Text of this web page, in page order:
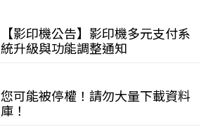
【影印機公告】影印機多元支付系
統升級與功能調整通知
您可能被停權！請勿大量下載資料
庫！